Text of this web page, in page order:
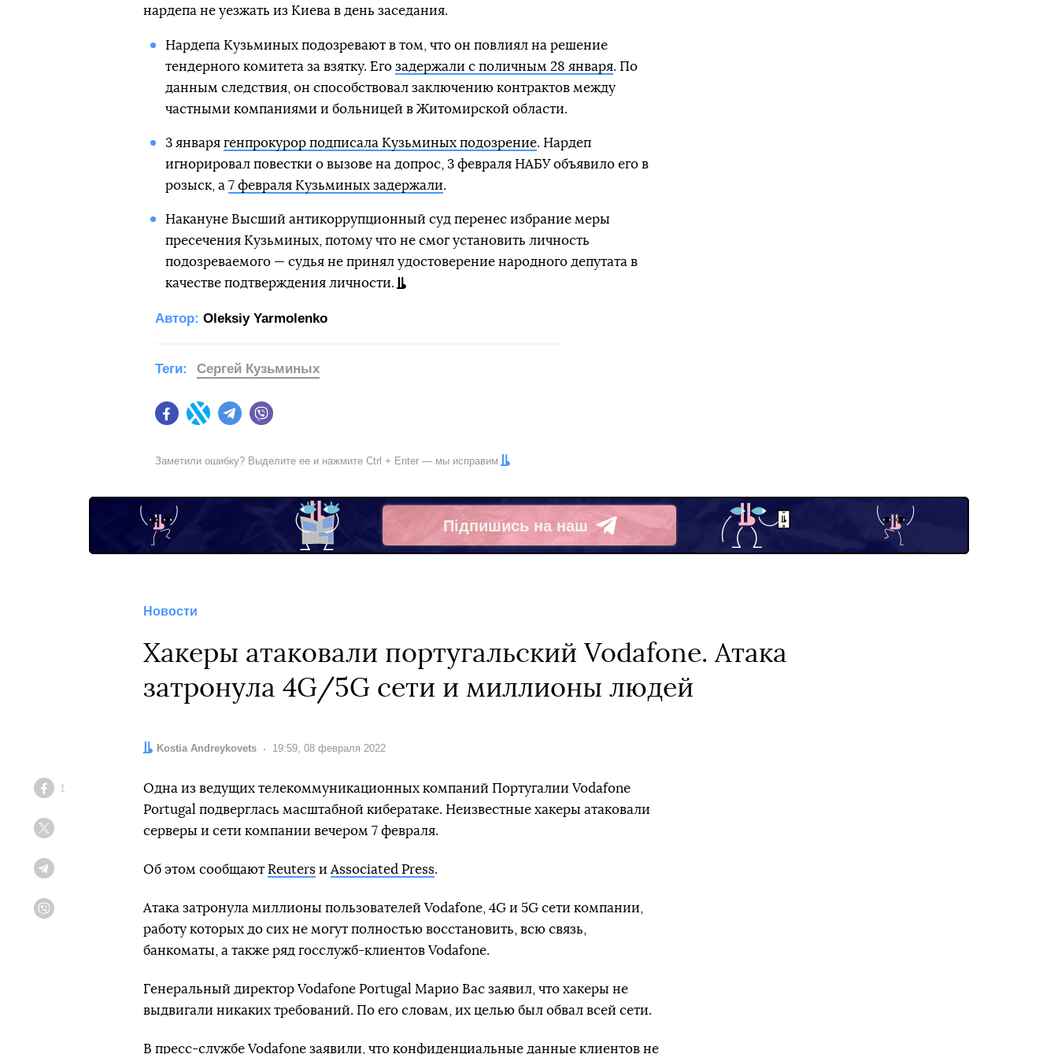
нардепа не уезжать из Киева в день заседания.
Нардепа Кузьминых подозревают в том, что он повлиял на решение
тендерного комитета за взятку. Его задержали с поличным 28 января. По
данным следствия, он способствовал заключению контрактов между
частными компаниями и больницей в Житомирской области.
3 января генпрокурор подписала Кузьминых подозрение. Нардеп
игнорировал повестки о вызове на допрос, 3 февраля НАБУ объявило его в
розыск, а 7 февраля Кузьминых задержали.
Накануне Высший антикоррупционный суд перенес избрание меры
пресечения Кузьминых, потому что не смог установить личность
подозреваемого — судья не принял удостоверение народного депутата в
качестве подтверждения личности.
Автор: Oleksiy Yarmolenko
FacebookTwitter Telegram
Теги: Сергей Кузьминых
Заметили ошибку? Выделите ее и нажмите Ctrl + Enter — мы исправим
Підпишись на наш
Telegram
Новости
Хакеры атаковали португальский Vodafone. Атака
затронула 4G/5G сети и миллионы людей
Автор:
Kostia Andreykovets Дата:
19:59, 08 февраля 2022
Facebook
1
Одна из ведущих телекоммуникационных компаний Португалии Vodafone
Portugal подверглась масштабной кибератаке. Неизвестные хакеры атаковали
серверы и сети компании вечером 7 февраля.
Об этом сообщают Reuters и Associated Press.
Атака затронула миллионы пользователей Vodafone, 4G и 5G сети компании,
работу которых до сих не могут полностью восстановить, всю связь,
банкоматы, а также ряд госслужб-клиентов Vodafone.
Генеральный директор Vodafone Portugal Марио Вас заявил, что хакеры не
выдвигали никаких требований. По его словам, их целью был обвал всей сети.
В пресс-службе Vodafone заявили , что конфиденциальные данные клиентов не